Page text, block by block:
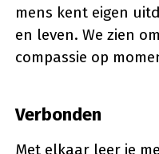
mens kent eigen
en leven. We zien
compassie op
Verbonden
Met elkaar leer je